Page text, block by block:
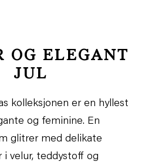
OG ELEGANT
JUL
kolleksjonen er en hyllest
og feminine. En
glitrer med delikate
i velur, teddystoff og